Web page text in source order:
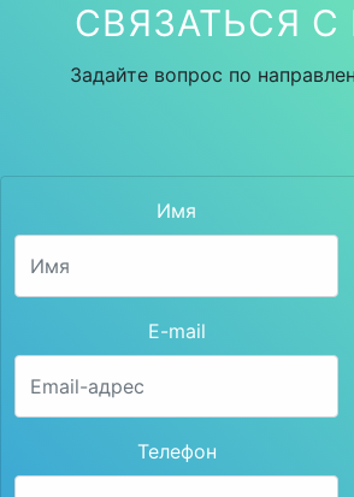
СВЯЗАТЬСЯ
Задайте вопрос по
Имя
E-mail
Телефон